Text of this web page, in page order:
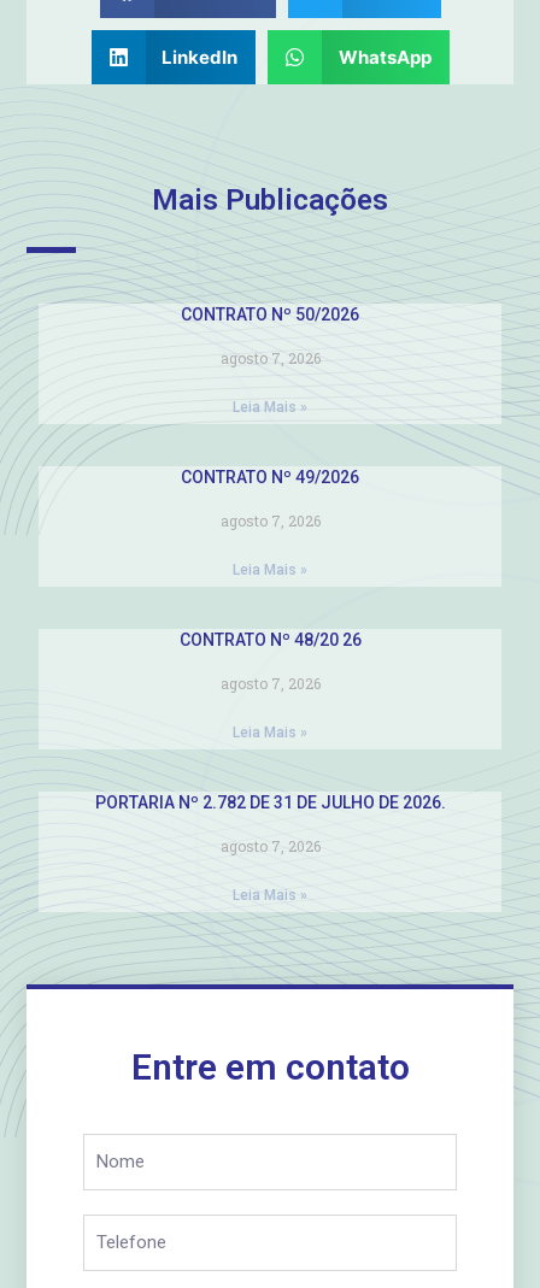
LinkedIn WhatsApp
Mais Publicações
CONTRATO Nº 50/2026
agosto 7, 2026
Leia Mais »
CONTRATO Nº 49/2026
agosto 7, 2026
Leia Mais »
CONTRATO Nº 48/20 26
agosto 7, 2026
Leia Mais »
PORTARIA Nº 2.782 DE 31 DE JULHO DE 2026.
agosto 7, 2026
Leia Mais »
Entre em contato